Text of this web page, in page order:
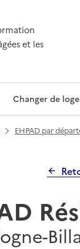
et les
Changer de
EHPAD par